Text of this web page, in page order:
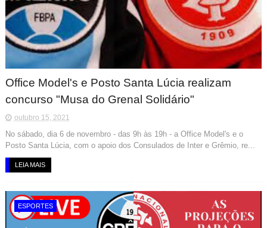
Office Model's e Posto Santa Lúcia realizam
concurso "Musa do Grenal Solidário"
outubro 15, 2021
No sábado, dia 6 de novembro - das 9h às 19h - a Office Model's e o
Posto Santa Lúcia, com o apoio dos Consulados de Inter e Grêmio, re...
LEIA MAIS
ESPORTES